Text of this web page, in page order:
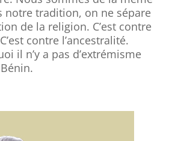
notre tradition, on ne sépare
de la religion. C’est contre
contre l’ancestralité.
il n’y a pas d’extrémisme